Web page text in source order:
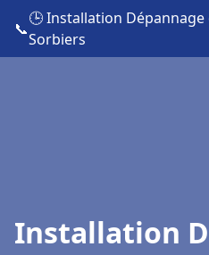
📞
🕒 Installation
Sorbiers
Installation